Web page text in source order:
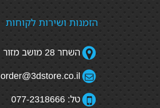
הזמנות ושירות לקוחות
השחר 28 מושב מזור
order@3dstore.co.il
טל: 077-2318666